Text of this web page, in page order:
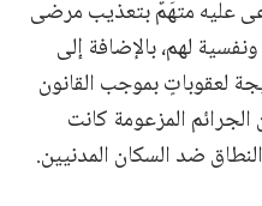
عليه متهَمٌ بتعذيب مرضى
لهم، بالإضافة إلى
لعقوباتٍ بموجب القانون
الجرائم المزعومة كانت
ضد السكان المدنيين.